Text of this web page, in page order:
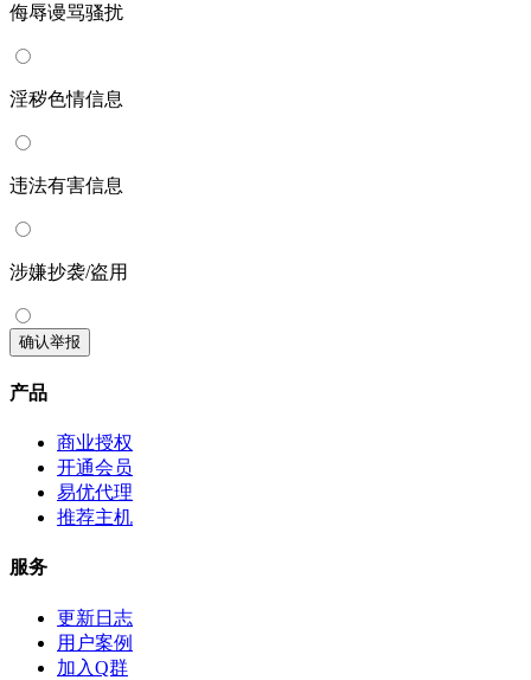
侮辱谩骂骚扰
淫秽色情信息
违法有害信息
涉嫌抄袭/盗用
确认举报
产品
商业授权
开通会员
易优代理
推荐主机
服务
更新日志
用户案例
加入Q群